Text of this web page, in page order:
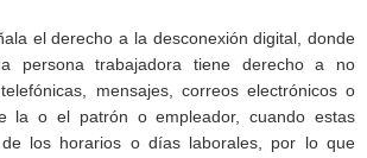
el derecho a la desconexión digital, donde
persona trabajadora tiene derecho a no
mensajes, correos electrónicos o
la o el patrón o empleador, cuando estas
los horarios o días laborales, por lo que